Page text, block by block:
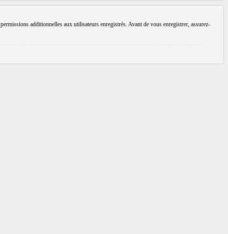
additionnelles aux utilisateurs enregistrés. Avant de vous enregistrer, assurez-